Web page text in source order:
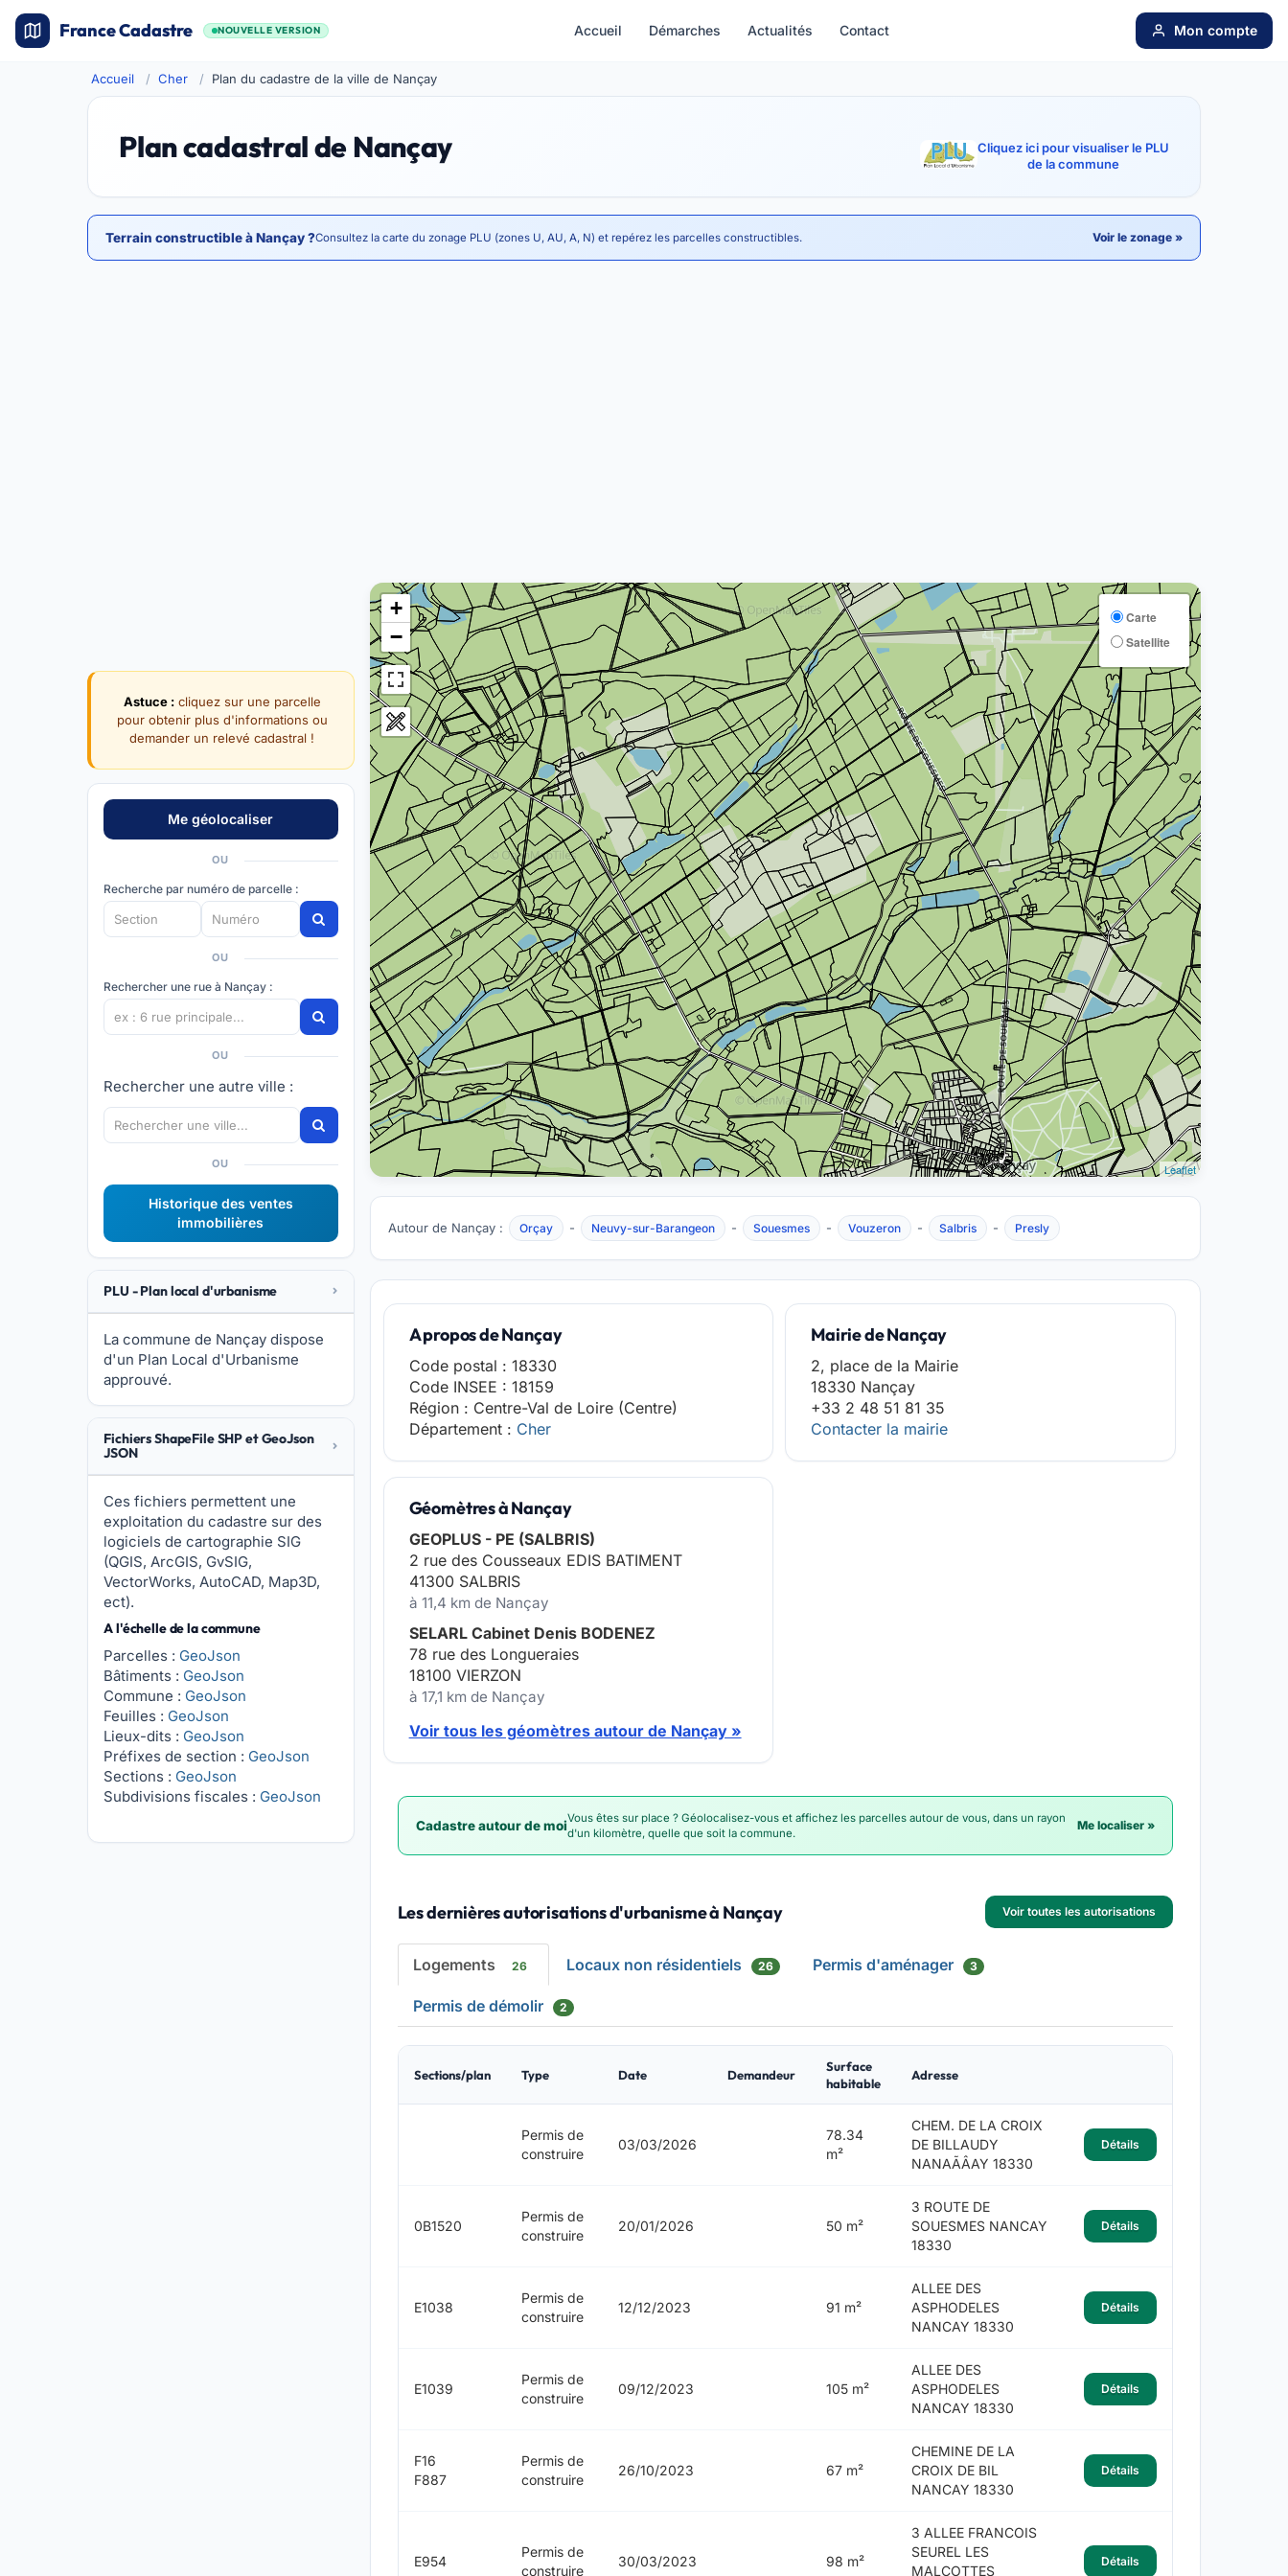
France Cadastre NOUVELLE VERSION Accueil Démarches Actualités Contact Mon compte
Accueil Cher Plan du cadastre de la ville de Nançay
Plan cadastral de Nançay
Cliquez ici pour visualiser le PLU
de la commune
Terrain constructible à Nançay ?Consultez la carte du zonage PLU (zones U, AU, A, N) et repérez les parcelles constructibles. Voir le zonage »
Astuce :cliquez sur une parcelle
pour obtenir plus d'informations ou
demander un relevé cadastral !
OU
Recherche par numéro de parcelle :
OU
Rechercher une rue à Nançay :
OU
Rechercher une autre ville :
OU
Historique des ventes
immobilières
PLU - Plan local d'urbanisme
La commune de Nançay dispose
d'un Plan Local d'Urbanisme
approuvé.
Fichiers ShapeFile SHP et GeoJson
JSON
Ces fichiers permettent une
exploitation du cadastre sur des
logiciels de cartographie SIG
(QGIS, ArcGIS, GvSIG,
VectorWorks, AutoCAD, Map3D,
ect).
A l'échelle de la commune
Parcelles : GeoJson
Bâtiments : GeoJson
Commune : GeoJson
Feuilles : GeoJson
Lieux-dits : GeoJson
Préfixes de section : GeoJson
Sections : GeoJson
Subdivisions fiscales : GeoJson
+
−
Carte
Satellite
Leaflet
Autour de Nançay : Orçay - Neuvy-sur-Barangeon - Souesmes - Vouzeron - Salbris - Presly
A propos de Nançay
Code postal : 18330
Code INSEE : 18159
Région : Centre-Val de Loire (Centre)
Département : Cher
Mairie de Nançay
2, place de la Mairie
18330 Nançay
+33 2 48 51 81 35
Contacter la mairie
Géomètres à Nançay
GEOPLUS - PE (SALBRIS)
2 rue des Cousseaux EDIS BATIMENT
41300 SALBRIS
à 11,4 km de Nançay
SELARL Cabinet Denis BODENEZ
78 rue des Longueraies
18100 VIERZON
à 17,1 km de Nançay
Voir tous les géomètres autour de Nançay »
Cadastre autour de moiVous êtes sur place ? Géolocalisez-vous et affichez les parcelles autour de vous, dans un rayon
d'un kilomètre, quelle que soit la commune.
Me localiser »
Les dernières autorisations d'urbanisme à Nançay Voir toutes les autorisations
Logements 26 Locaux non résidentiels 26 Permis d'aménager 3
Permis de démolir 2
Sections/plan Type Date Demandeur
Surface
habitable
Adresse
Permis de
construire
03/03/2026
78.34
m²
CHEM. DE LA CROIX
DE BILLAUDY
NANAÃÂAY 18330
Détails
0B1520
Permis de
construire
20/01/2026 50 m²
3 ROUTE DE
SOUESMES NANCAY
18330
Détails
E1038
Permis de
construire
12/12/2023 91 m²
ALLEE DES
ASPHODELES
NANCAY 18330
Détails
E1039
Permis de
construire
09/12/2023 105 m²
ALLEE DES
ASPHODELES
NANCAY 18330
Détails
F16
F887
Permis de
construire
26/10/2023 67 m²
CHEMINE DE LA
CROIX DE BIL
NANCAY 18330
Détails
E954
Permis de
construire
30/03/2023 98 m²
3 ALLEE FRANCOIS
SEUREL LES
MALCOTTES
Détails